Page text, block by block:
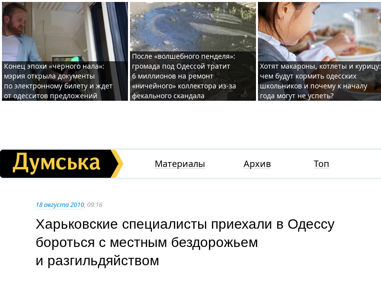
Конец эпохи «черного нала»:
мэрия открыла документы
по электронному билету и ждет
от одесситов предложений
После «волшебного пенделя»:
громада под Одессой тратит
6 миллионов на ремонт
«ничейного» коллектора из-за
фекального скандала
Хотят макароны, котлеты и курицу:
чем будут кормить одесских
школьников и почему к началу
года могут не успеть?
Материалы Архив Топ
18 августа 2010, 09:16
Харьковские специалисты приехали в Одессу
бороться с местным бездорожьем
и разгильдяйством